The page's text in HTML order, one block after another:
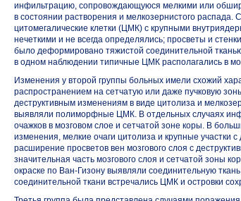
инфильтрацию, сопровождающуюся мелкими или
в состоянии растворения и мелкозернистого
цитомегалические клетки (ЦМК) с крупными
нечеткими и не всегда определялись; просветы и
было деформировано тяжистой соединительной
в одном наблюдении типичные ЦМК располагались в
Изменения у второй группы больных имели схожий
распространением на сетчатую или даже пучковую
деструктивным изменениям в виде цитолиза и
выявляли полиморфные ЦМК. В отдельных случаях
очажков в мозговом слое и сетчатой зоне коры. В
изменения, мелкие очаги цитолиза и крупные участки
расширение просветов вен мозгового слоя с
значительная часть мозгового слоя и сетчатой зоны
окраске по Ван-Гизону выявляли соединительную
соединительной ткани встречались ЦМК и островки